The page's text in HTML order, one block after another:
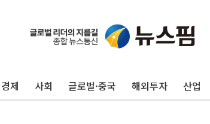
경제 사회 글로벌·중국 해외투자 산업
울진·영덕 '호우특
[종합] 김민석,
김민석, 2주차 제